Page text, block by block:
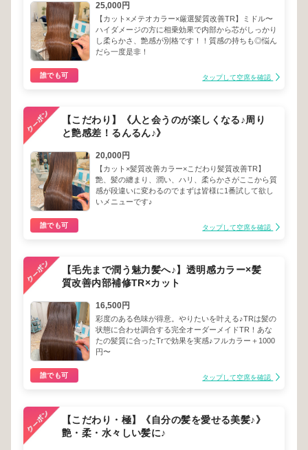
25,000円
【カット×メテオカラー×厳選髪質改善TR】ミドル〜
ハイダメージの方に相乗効果で内部から芯がしっかり
し柔らかさ、艶感が別格です！！質感の持ちも◎悩ん
だら一度是非！
誰でも可 タップして空席を確認
【こだわり】《人と会うのが楽しくなる♪周り
と艶感差！るんるん♪》
20,000円
【カット×髪質改善カラー×こだわり髪質改善TR】
艶、髪の纏まり、潤い、ハリ、柔らかさがここから質
感が段違いに変わるのでまずは皆様に1番試して欲し
いメニューです♪
誰でも可 タップして空席を確認
【毛先まで潤う魅力髪へ♪】透明感カラー×髪
質改善内部補修TR×カット
16,500円
彩度のある色味が得意。やりたいを叶える♪TRは髪の
状態に合わせ調合する完全オーダーメイドTR！あな
たの髪質に合ったTrで効果を実感♪フルカラー＋1000
円〜
誰でも可 タップして空席を確認
【こだわり・極】《自分の髪を愛せる美髪♪》
艶・柔・水々しい髪に♪